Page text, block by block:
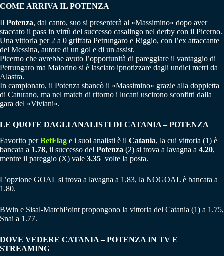
COME ARRIVA IL POTENZA
Il Potenza, dal canto, suo si presenterà al «Massimino» dopo aver
staccato il pass in virtù del successo casalingo nel derby con il Picerno.
Una vittoria per 2 a 0 griffata Petrungaro e Riggio, con l’ex attaccante
del Messina, autore di un gol e di un assist.
Picerno che avrebbe avuto l’opportunità di pareggiare il vantaggio di
Petrungaro ma Maiorino si è lasciato ipnotizzare dagli undici metri da
Alastra.
In campionato, il Potenza sbancò il «Massimino» grazie alla doppietta
di Caturano, ma nel match di ritorno i lucani uscirono sconfitti dalla
gara del «Viviani».
LE QUOTE DAGLI ANALISTI DI CATANIA – POTENZA
Favorito perBetFlag e i suoi analisti è il Catania, la cui vittoria (1) è
bancata a 1.78, il successo del Potenza (2) si trova a lavagna a 4.20,
mentre il pareggio (X) vale 3.35 volte la posta.
L’opzione GOAL si trova a lavagna a 1.83, la NOGOAL è bancata a
1.80.
BWin e Sisal-MatchPoint propongono la vittoria del Catania (1) a 1.75,
Snai a 1.77.
DOVE VEDERE CATANIA – POTENZA IN TV E
STREAMING